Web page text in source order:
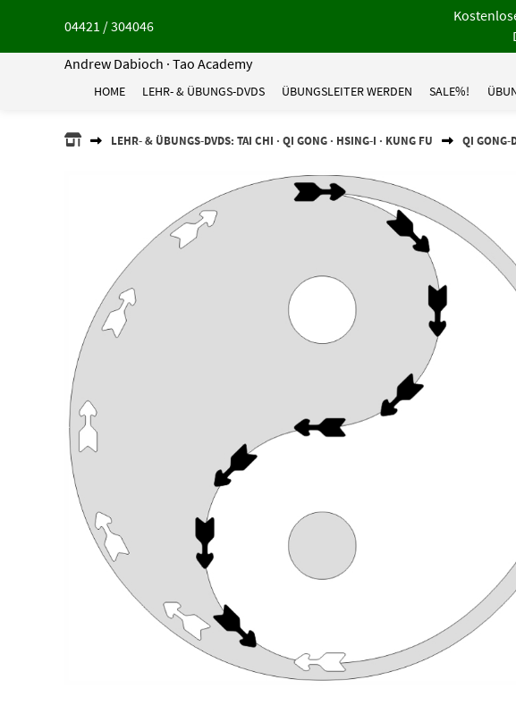
Inhalt
04421 / 304046
Andrew Dabioch · Tao Academy
HOME LEHR- & ÜBUNGS-DVDS ÜBUNGSLEITER WERDEN SALE%!
ANDREWLEHR- & ÜBUNGS-DVDS: TAI CHI · QI GONG · HSING-I · KUNG FU QI GONG-